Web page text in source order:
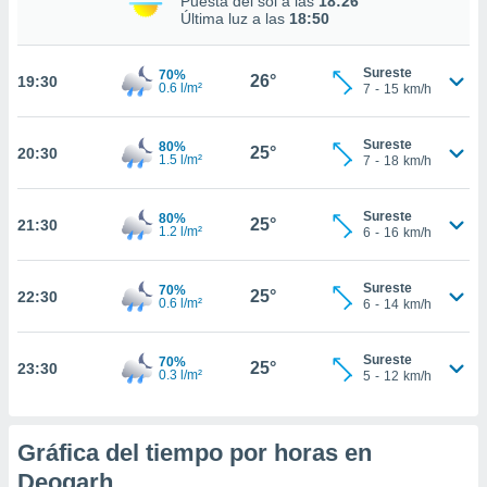
como
IP
en
a lo que
u
datos
Última luz a las 18:50
19:30
70%
0.6 l/m²
26°
Sureste
7 - 15 km/h
20:30
80%
1.5 l/m²
25°
Sureste
7 - 18 km/h
21:30
80%
1.2 l/m²
25°
Sureste
6 - 16 km/h
22:30
70%
0.6 l/m²
25°
Sureste
6 - 14 km/h
23:30
70%
0.3 l/m²
25°
Sureste
5 - 12 km/h
Gráfica del tiempo por horas en